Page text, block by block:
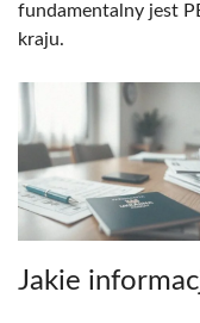
fundamentalny jest
kraju.
Jakie